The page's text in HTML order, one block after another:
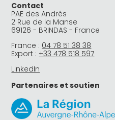
Contact
PAE des Andrés
2 Rue de la Manse
69126 - BRINDAS - France
France : 04 78 51 38 38
Export : +33 478 518 597
LinkedIn
Partenaires et soutien